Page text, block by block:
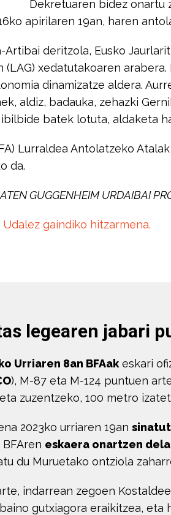
Dekretuaren bidez onartu
apirilaren 19an, haren
deritzola, Eusko
xedatutakoaren
dinamizatze aldera.
aldiz, badauka, zehazki
batek lotuta, aldaketa
Lurraldea Antolatzeko
da.
GUGGENHEIM URDAIBAI
gaindiko hitzarmena.
legearen jabari
Urriaren 8an BFAak eskari
), M-87 eta M-124 puntuen
zuzentzeko, 100 metro
2023ko urriaren 19an
eskaera onartzen
du Muruetako ontziola
indarrean zegoen
gutxiagora eraikitzea, eta